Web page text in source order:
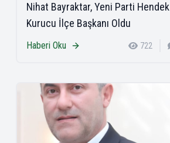
Nihat Bayraktar, Yeni Parti Hendek
Kurucu İlçe Başkanı Oldu
Haberi Oku 722